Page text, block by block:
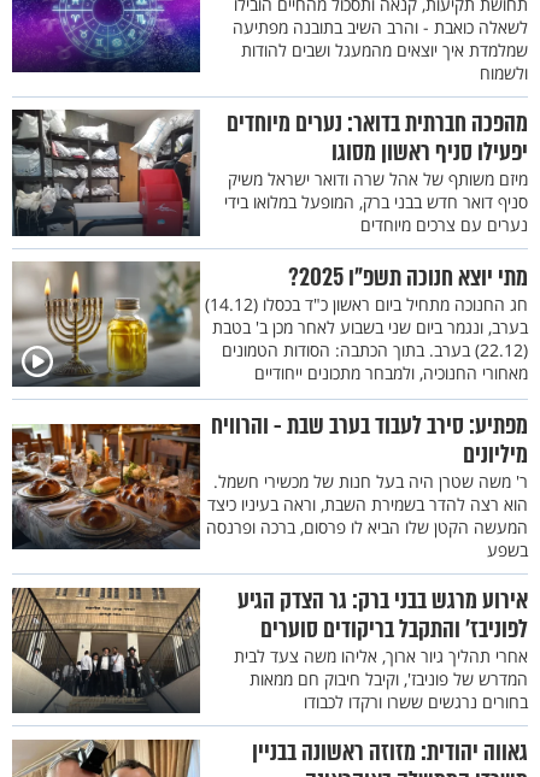
לשאלה כואבת - והרב השיב בתובנה מפתיעה
שמלמדת איך יוצאים מהמעגל ושבים להודות
ולשמוח
מהפכה חברתית בדואר: נערים מיוחדים
יפעילו סניף ראשון מסוגו
מיזם משותף של אהל שרה ודואר ישראל משיק
סניף דואר חדש בבני ברק, המופעל במלואו בידי
נערים עם צרכים מיוחדים
מתי יוצא חנוכה תשפ"ו 2025?
חג החנוכה מתחיל ביום ראשון כ"ד בכסלו (14.12)
בערב, ונגמר ביום שני בשבוע לאחר מכן ב' בטבת
(22.12) בערב. בתוך הכתבה: הסודות הטמונים
מאחורי החנוכיה, ולמבחר מתכונים ייחודיים
מפתיע: סירב לעבוד בערב שבת - והרוויח
מיליונים
ר' משה שטרן היה בעל חנות של מכשירי חשמל.
הוא רצה להדר בשמירת השבת, וראה בעיניו כיצד
המעשה הקטן שלו הביא לו פרסום, ברכה ופרנסה
בשפע
אירוע מרגש בבני ברק: גר הצדק הגיע
לפוניבז' והתקבל בריקודים סוערים
אחרי תהליך גיור ארוך, אליהו משה צעד לבית
המדרש של פוניבז', וקיבל חיבוק חם ממאות
בחורים נרגשים ששרו ורקדו לכבודו
גאווה יהודית: מזוזה ראשונה בבניין